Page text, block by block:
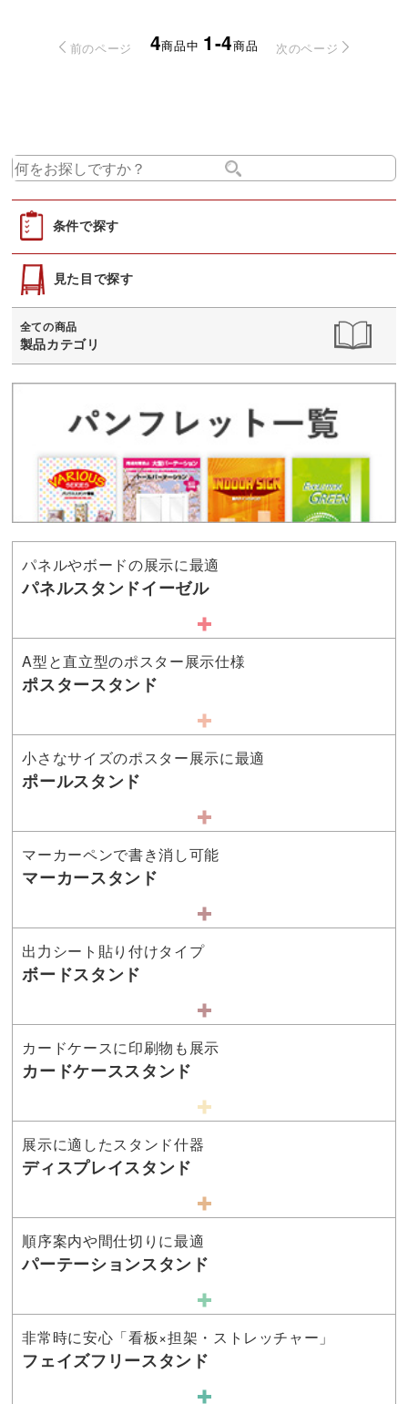
前のページ 4商品中 1-4商品 次のページ
条件で探す
見た目で探す
全ての商品
製品カテゴリ
パネルやボードの展示に最適
パネルスタンドイーゼル
A型と直立型のポスター展示仕様
ポスタースタンド
小さなサイズのポスター展示に最適
ポールスタンド
マーカーペンで書き消し可能
マーカースタンド
出力シート貼り付けタイプ
ボードスタンド
カードケースに印刷物も展示
カードケーススタンド
展示に適したスタンド什器
ディスプレイスタンド
順序案内や間仕切りに最適
パーテーションスタンド
非常時に安心「看板×担架・ストレッチャー」
フェイズフリースタンド